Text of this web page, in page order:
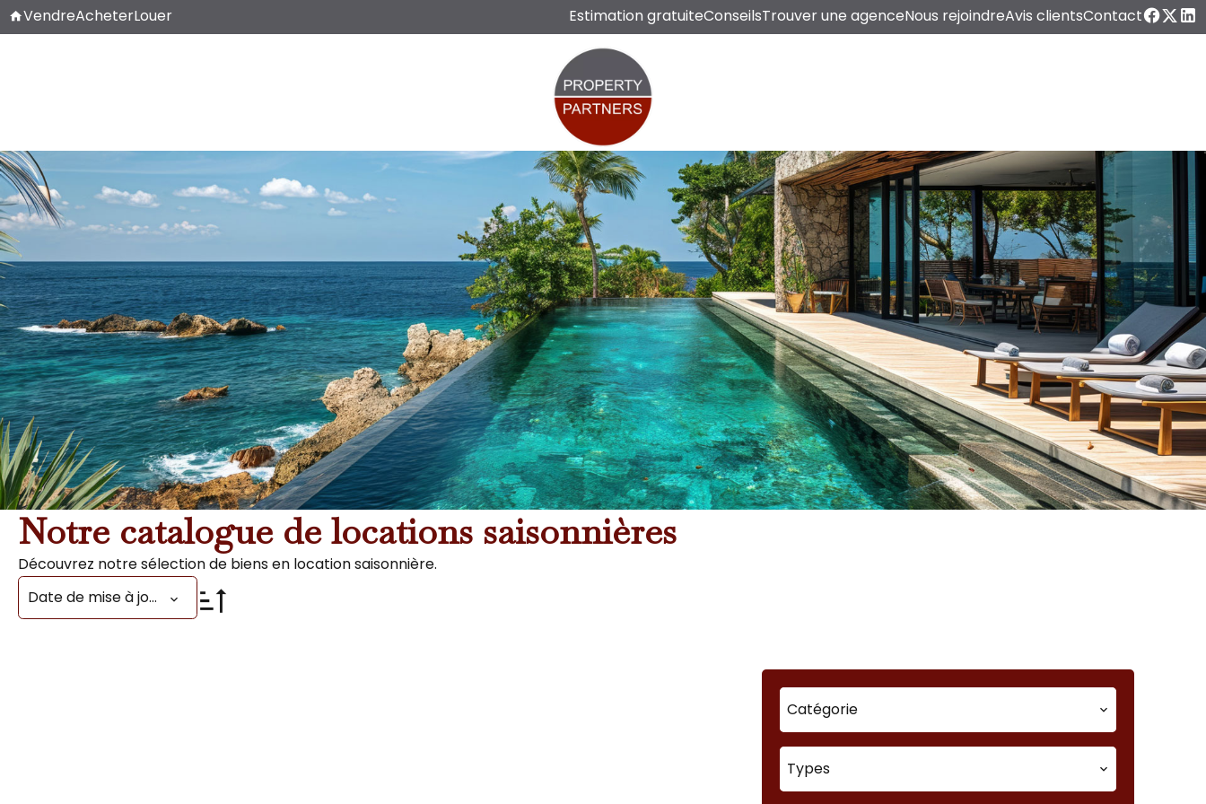
VendreAcheterLouer Estimation gratuiteConseilsTrouver une agenceNous rejoindreAvis clientsContact
Notre catalogue de locations saisonnières
Découvrez notre sélection de biens en location saisonnière.
Date de mise à jour
Catégorie
Types